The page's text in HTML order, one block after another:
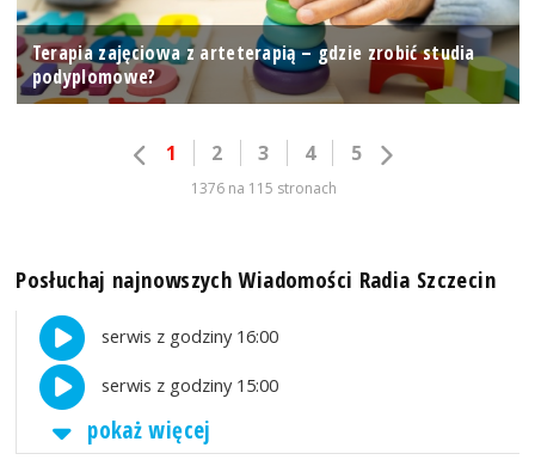
Terapia zajęciowa z arteterapią – gdzie zrobić studia
podyplomowe?
1 2 3 4 5
1376 na 115 stronach
Posłuchaj najnowszych Wiadomości Radia Szczecin
serwis z godziny 16:00
serwis z godziny 15:00
pokaż więcej